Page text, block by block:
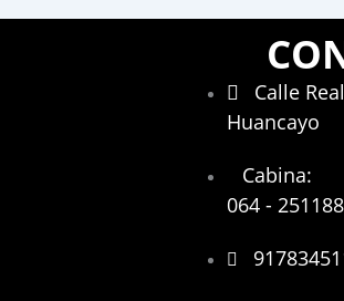
Calle
Huancayo
Cabina:
064 -